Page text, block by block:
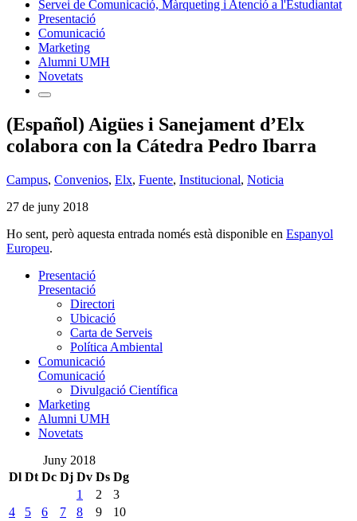
Servei de Comunicació, Màrqueting i Atenció a l'Estudiantat
Presentació
Comunicació
Marketing
Alumni UMH
Novetats
(Español) Aigües i Sanejament d’Elx
colabora con la Cátedra Pedro Ibarra
Campus, Convenios, Elx, Fuente, Institucional, Noticia
27 de juny 2018
Ho sent, però aquesta entrada només està disponible en Espanyol
Europeu.
Presentació
Presentació
Directori
Ubicació
Carta de Serveis
Política Ambiental
Comunicació
Comunicació
Divulgació Científica
Marketing
Alumni UMH
Novetats
Juny 2018
Dl Dt Dc Dj Dv Ds Dg
1
2
3
4
5 6 7 8 9
10